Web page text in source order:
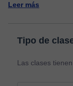
Leer más
Tipo de
Las clases